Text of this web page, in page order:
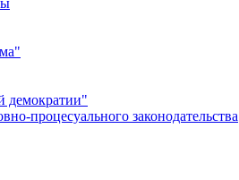
демократии"
процесуального законодательства